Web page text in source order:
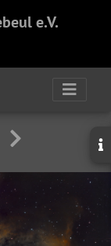
e.V.